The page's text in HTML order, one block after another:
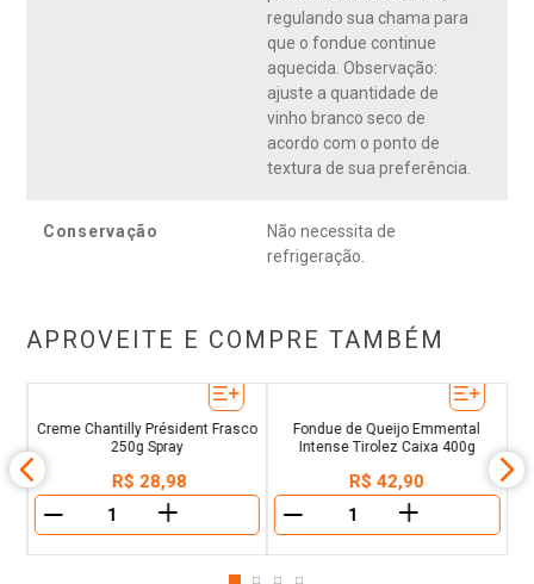
regulando sua chama para
que o fondue continue
aquecida. Observação:
ajuste a quantidade de
vinho branco seco de
acordo com o ponto de
textura de sua preferência.
Conservação
Não necessita de
refrigeração.
APROVEITE E COMPRE TAMBÉM
Creme Chantilly Président Frasco
250g Spray
R$ 28,98
＋
Fondue de Queijo Emmental
Intense Tirolez Caixa 400g
R$ 42,90
＋